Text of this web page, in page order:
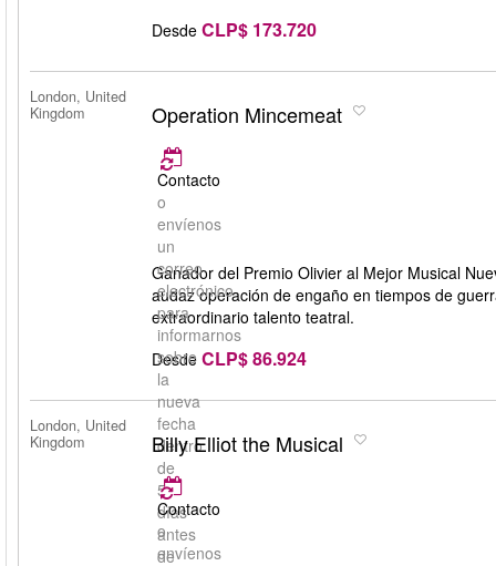
Desde CLP$ 173.720
London, United
Kingdom
Operation Mincemeat
Contacto
o
envíenos
un
correo
electrónico
para
informarnos
sobre
la
nueva
fecha
dentro
de
5
días
antes
de
Ganador del Premio Olivier al Mejor Musical
audaz operación de engaño en tiempos de
extraordinario talento teatral.
Desde CLP$ 86.924
London, United
Kingdom
Billy Elliot the Musical
Contacto
o
envíenos